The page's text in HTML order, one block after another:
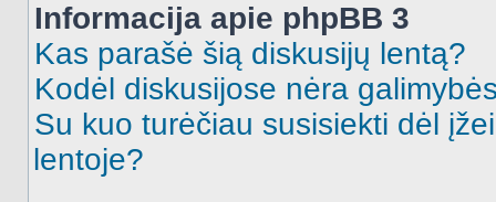
Informacija apie phpBB 3
Kas parašė šią diskusijų lentą?
Kodėl diskusijose nėra
Su kuo turėčiau susisiekti dėl
lentoje?